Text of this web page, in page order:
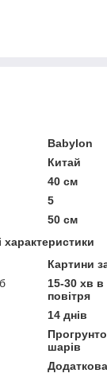
Babylon
Китай
40 см
5
50 см
Картини
15-30 хв в
повітря
14 днів
шарів